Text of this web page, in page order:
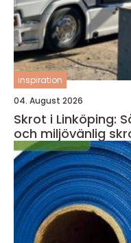
inspiration
04. August 2026
Skrot i Linköping:
och miljövänlig